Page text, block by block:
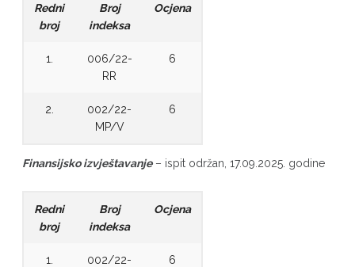
Redni
broj
Broj
indeksa
Ocjena
1.
006/22-
RR
6
2.
002/22-
MP/V
6
Finansijsko izvještavanje– ispit održan, 17.09.2025. godine
Redni
broj
Broj
indeksa
Ocjena
1.
002/22-
6